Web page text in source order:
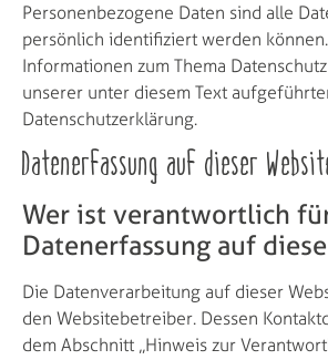
Personenbezogene Daten sind alle
persönlich identifiziert werden
Informationen zum Thema
unserer unter diesem Text
Datenschutzerklärung.
Datenerfassung auf dieser
Wer ist verantwortlich
Datenerfassung auf
Die Datenverarbeitung auf dieser
den Websitebetreiber. Dessen
dem Abschnitt „Hinweis zur